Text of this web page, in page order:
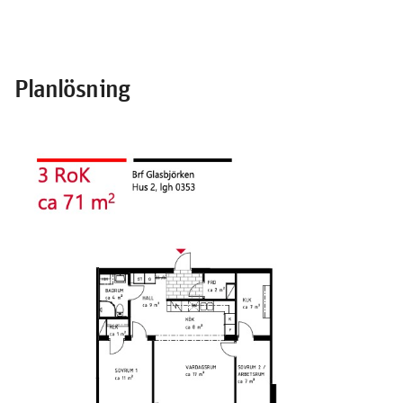
Planlösning